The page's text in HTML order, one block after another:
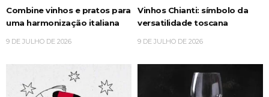
Combine vinhos e pratos para
uma harmonização italiana
9 DE JULHO DE 2026
Vinhos Chianti: símbolo da
versatilidade toscana
9 DE JULHO DE 2026